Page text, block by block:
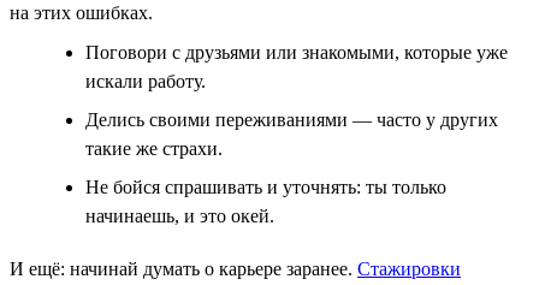
на этих ошибках.
Поговори с друзьями или знакомыми, которые уже
искали работу.
Делись своими переживаниями — часто у других
такие же страхи.
Не бойся спрашивать и уточнять: ты только
начинаешь, и это окей.
И ещё: начинай думать о карьере заранее. Стажировки